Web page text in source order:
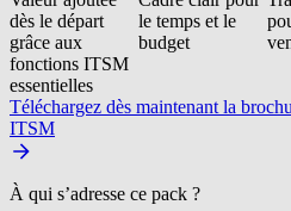
dès le départ
grâce aux
fonctions ITSM
essentielles
le temps et le
budget
Téléchargez dès maintenant la
ITSM
À qui s’adresse ce pack ?